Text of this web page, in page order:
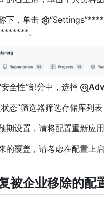
下，单击
“Settings”****
。
全性”部分中，选择
态”筛选器筛选存储库列表
期设置，请将配置重新应
的覆盖，请考虑在配置上
被企业移除的配